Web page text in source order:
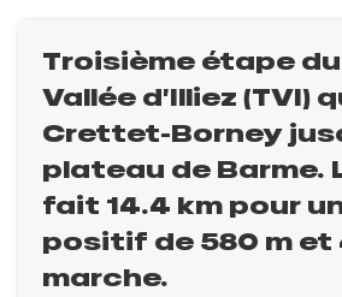
Troisième étape du
Vallée d’Illiez (TVI)
Crettet-Borney
plateau de Barme.
fait 14.4 km pour
positif de 580 m et
marche.